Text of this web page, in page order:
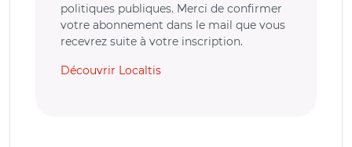
politiques publiques. Merci de confirmer
votre abonnement dans le mail que vous
recevrez suite à votre inscription.
Découvrir Localtis